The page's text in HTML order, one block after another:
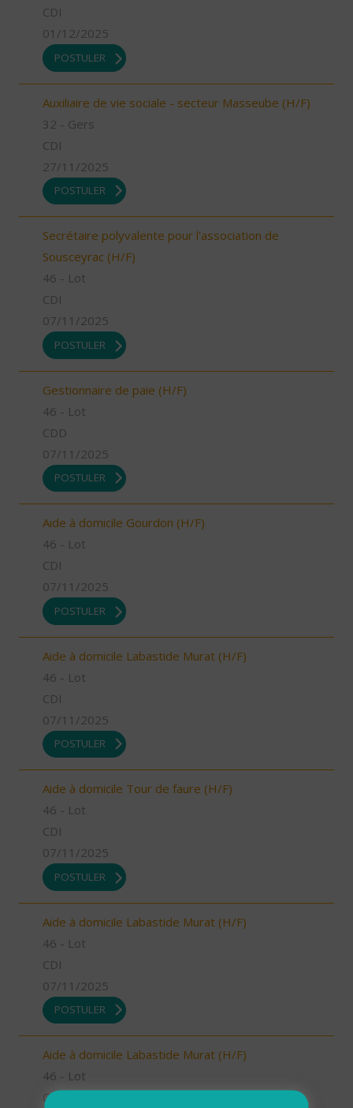
CDI
01/12/2025
POSTULER
Auxiliaire de vie sociale - secteur Masseube (H/F)
32 - Gers
CDI
27/11/2025
POSTULER
Secrétaire polyvalente pour l'association de
Sousceyrac (H/F)
46 - Lot
CDI
07/11/2025
POSTULER
Gestionnaire de paie (H/F)
46 - Lot
CDD
07/11/2025
POSTULER
Aide à domicile Gourdon (H/F)
46 - Lot
CDI
07/11/2025
POSTULER
Aide à domicile Labastide Murat (H/F)
46 - Lot
CDI
07/11/2025
POSTULER
Aide à domicile Tour de faure (H/F)
46 - Lot
CDI
07/11/2025
POSTULER
Aide à domicile Labastide Murat (H/F)
46 - Lot
CDI
07/11/2025
POSTULER
Aide à domicile Labastide Murat (H/F)
46 - Lot
CDI